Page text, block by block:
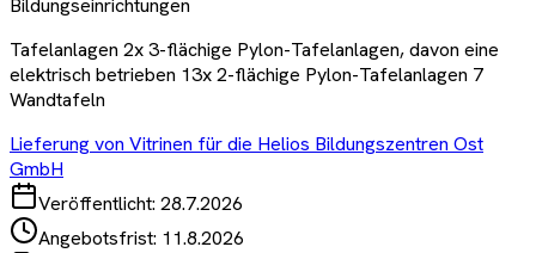
Bildungseinrichtungen
Tafelanlagen 2x 3-flächige Pylon-Tafelanlagen, davon eine
elektrisch betrieben 13x 2-flächige Pylon-Tafelanlagen 7
Wandtafeln
Lieferung von Vitrinen für die Helios Bildungszentren Ost
GmbH
Veröffentlicht: 28.7.2026
Angebotsfrist: 11.8.2026